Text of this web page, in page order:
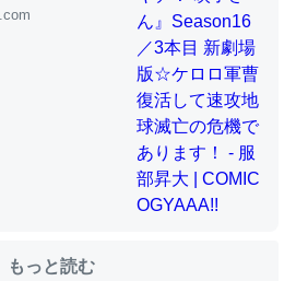
った遠方の父67歳と僕。ITツール導入で
に変化した｜tayorini by LIFULL介護
Show 8を設定中でした。Prime
行もできる。一生で親と会える残
伸ばす効果があるはず……
- 服部昇大 |
もっと読む